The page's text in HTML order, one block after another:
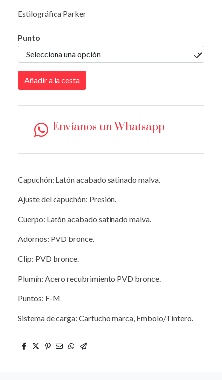
Estilográfica Parker
Punto
Añadir a la cesta
Envíanos un Whatsapp
Capuchón: Latón acabado satinado malva.
Ajuste del capuchón: Presión.
Cuerpo: Latón acabado satinado malva.
Adornos: PVD bronce.
Clip: PVD bronce.
Plumín: Acero recubrimiento PVD bronce.
Puntos: F-M
Sistema de carga: Cartucho marca, Embolo/Tintero.